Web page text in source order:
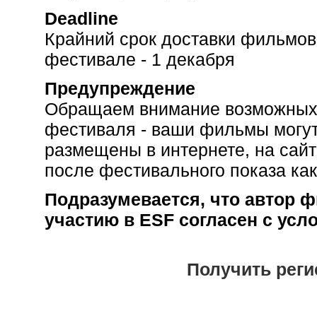
Deadline
Крайний срок доставки
фестивале - 1 декабря
Предупреждение
Обращаем внимание возможных
фестиваля - ваши фильмы
размещены в интернете, на
после фестивального показа
Подразумевается, что автор
участию в ESF согласен с
Получить